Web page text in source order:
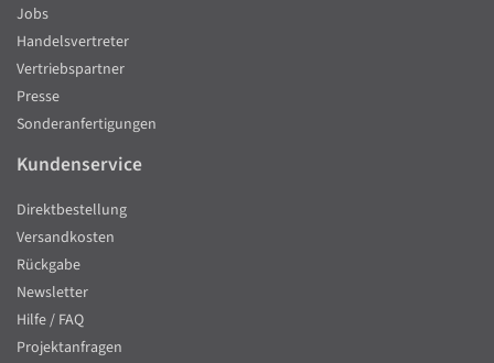
Jobs
Handelsvertreter
Vertriebspartner
Presse
Sonderanfertigungen
Kundenservice
Direktbestellung
Versandkosten
Rückgabe
Newsletter
Hilfe / FAQ
Projektanfragen